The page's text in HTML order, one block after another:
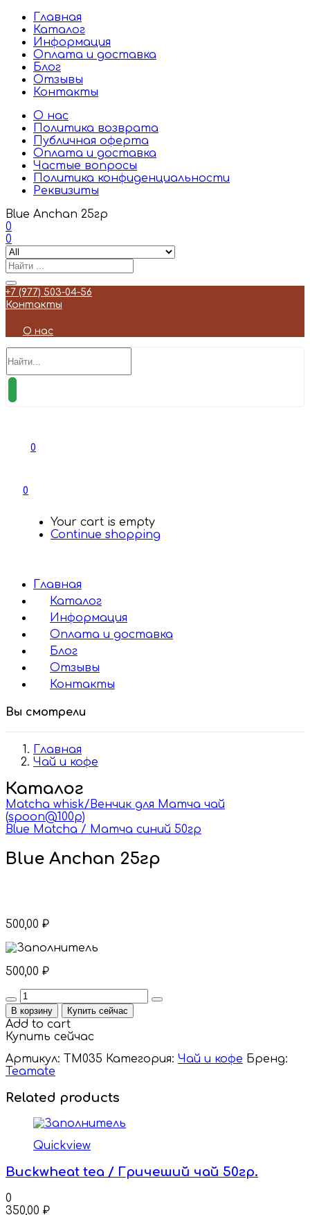
Главная
Каталог
Информация
Оплата и доставка
Блог
Отзывы
Контакты
О нас
Политика возврата
Публичная оферта
Оплата и доставка
Частые вопросы
Политика конфиденциальности
Реквизиты
Blue Anchan 25гр
0
0
+7 (977) 503-04-56
Контакты
О нас
0
0
Your cart is empty
Continue shopping
Главная
Каталог
Информация
Оплата и доставка
Блог
Отзывы
Контакты
Вы смотрели
Главная
Чай и кофе
Каталог
Matcha whisk/Венчик для Матча чай
(spoon@100p)
Blue Matcha / Матча синий 50гр
Blue Anchan 25гр
500,00 ₽
500,00 ₽
Quantity
В корзину Купить сейчас
Add to cart
Купить сейчас
Артикул: TM035 Категория: Чай и кофе Бренд:
Teamate
Related products
Quickview
Buckwheat tea / Гричеший чай 50гр.
0
350,00 ₽